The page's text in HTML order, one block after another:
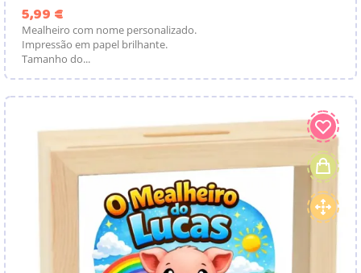
5,99 €
Mealheiro com nome personalizado.
Impressão em papel brilhante.
Tamanho do...